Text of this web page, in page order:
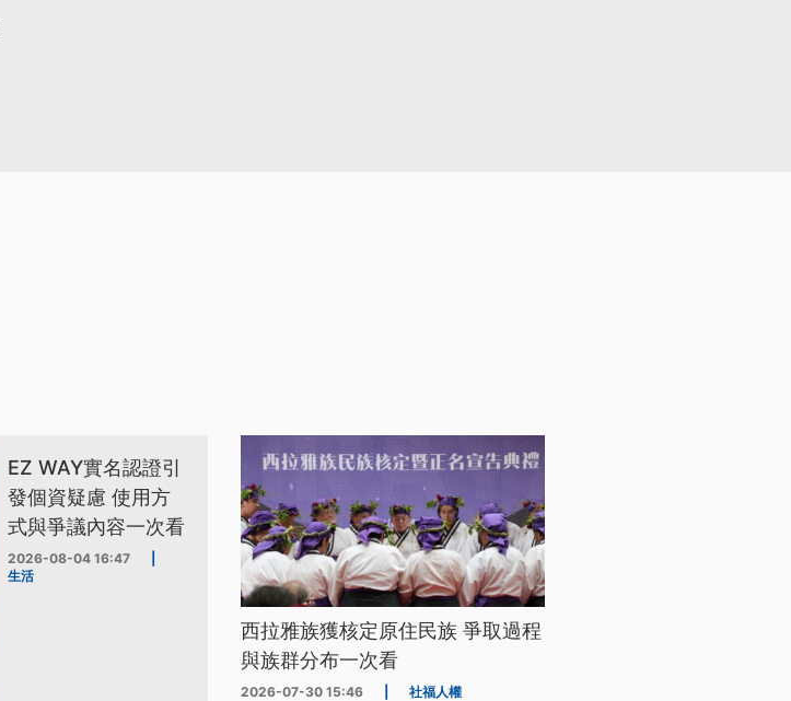
EZ WAY實名認證引
發個資疑慮 使用方
式與爭議內容一次看
2026-08-04 16:47
生活
西拉雅族獲核定原住民族 爭取過程
與族群分布一次看
2026-07-30 15:46 社福人權